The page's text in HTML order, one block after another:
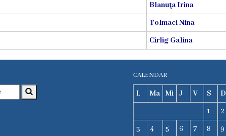
Blanuţa Irina
Tolmaci Nina
Cîrlig Galina
CALENDAR
L Ma Mi J V S
D
1
2
3
4 5 6 7 8 9